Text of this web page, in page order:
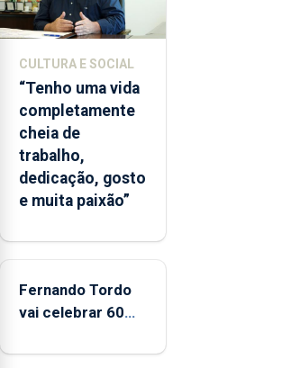
e
2026.
ilha
das
Flores
apresenta
um
“decréscimo
significativo”
CPUE
2022
e
CULTURA E SOCIAL
“Tenho uma vida
completamente
cheia de
trabalho,
dedicação, gosto
e muita paixão”
Fernando Tordo
vai celebrar 60
no Coliseu